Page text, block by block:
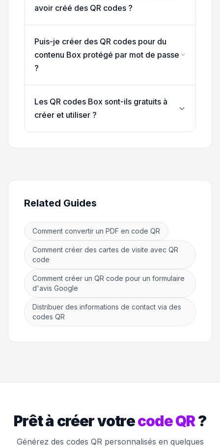
avoir créé des QR codes ?
Puis-je créer des QR codes pour du
contenu Box protégé par mot de passe
?
Les QR codes Box sont-ils gratuits à
créer et utiliser ?
Related Guides
Comment convertir un PDF en code QR
Comment créer des cartes de visite avec QR
code
Comment créer un QR code pour un formulaire
d'avis Google
Distribuer des informations de contact via des
codes QR
Prêt à créer votrecode QR?
Générez des codes QR personnalisés en quelques